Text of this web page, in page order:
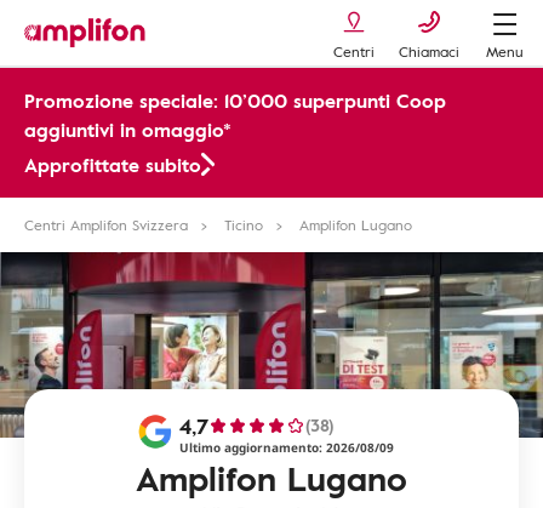
Centri Chiamaci Menu
Promozione speciale: 10’000 superpunti Coop
aggiuntivi in omaggio*
Approfittate subito
Centri Amplifon Svizzera Ticino Amplifon Lugano
Amplifon Lugano
4,7 (38)
Ultimo aggiornamento: 2026/08/09